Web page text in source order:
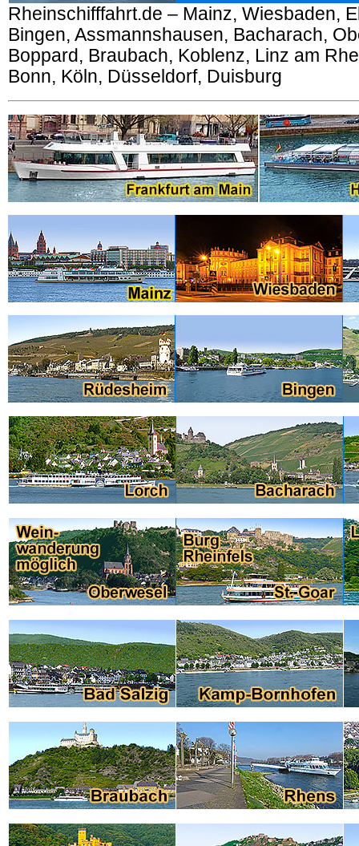
Rheinschifffahrt.de – Mainz, Wiesbaden,
Bingen, Assmannshausen, Bacharach,
Boppard, Braubach, Koblenz, Linz am
Bonn, Köln, Düsseldorf, Duisburg